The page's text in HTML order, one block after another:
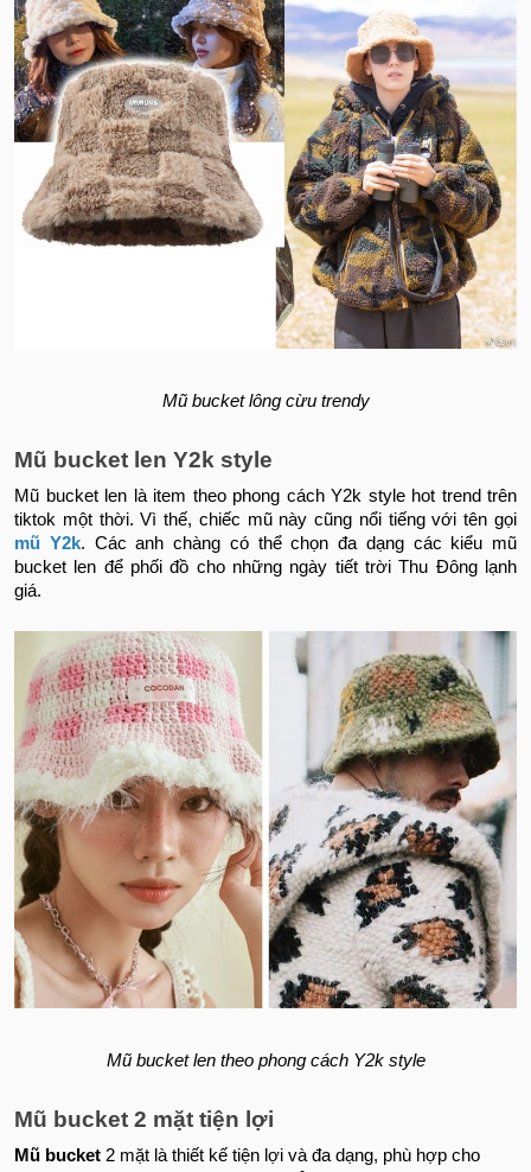
Mũ bucket lông cừu trendy
Mũ bucket len Y2k style
Mũ bucket len là item theo phong cách Y2k style hot trend trên
tiktok một thời. Vì thế, chiếc mũ này cũng nổi tiếng với tên gọi
mũ Y2k. Các anh chàng có thể chọn đa dạng các kiểu mũ
bucket len để phối đồ cho những ngày tiết trời Thu Đông lạnh
giá.
Mũ bucket len theo phong cách Y2k style
Mũ bucket 2 mặt tiện lợi
Mũ bucket 2 mặt là thiết kế tiện lợi và đa dạng, phù hợp cho